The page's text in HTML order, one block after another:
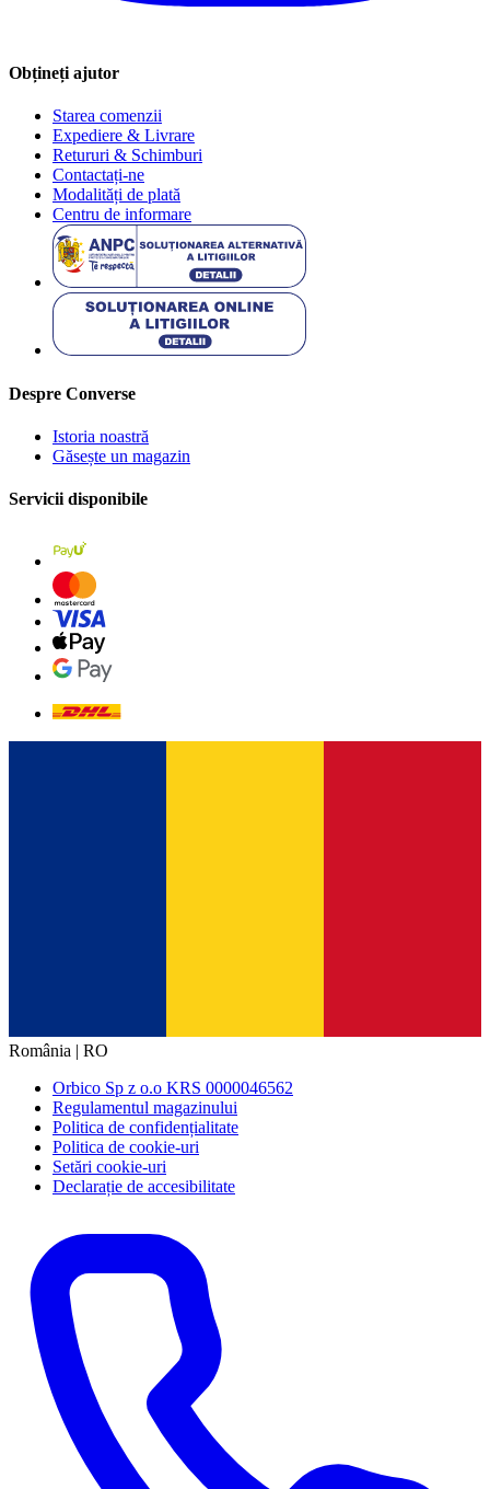
Obțineți ajutor
Starea comenzii
Expediere & Livrare
Retururi & Schimburi
Contactați-ne
Modalități de plată
Centru de informare
Despre Converse
Istoria noastră
Găsește un magazin
Servicii disponibile
România | RO
Orbico Sp z o.o KRS 0000046562
Regulamentul magazinului
Politica de confidențialitate
Politica de cookie-uri
Setări cookie-uri
Declarație de accesibilitate